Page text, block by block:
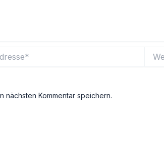
nächsten Kommentar speichern.